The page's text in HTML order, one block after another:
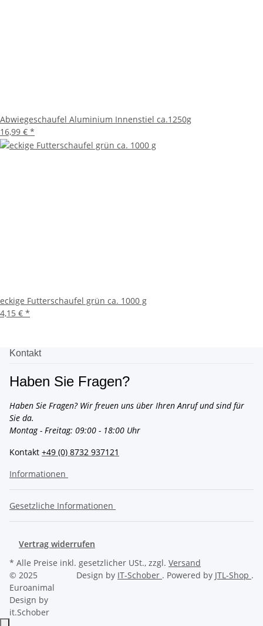
Abwiegeschaufel Aluminium Innenstiel ca.1250g
16,99 € *
eckige Futterschaufel grün ca. 1000 g
4,15 € *
Kontakt
Haben Sie Fragen?
Haben Sie Fragen? Wir freuen uns über Ihren Anruf und sind für
Sie da.
Montag - Freitag: 09:00 - 18:00 Uhr
Kontakt +49 (0) 8732 937121
Informationen
Gesetzliche Informationen
Vertrag widerrufen
* Alle Preise inkl. gesetzlicher USt., zzgl. Versand
© 2025
Euroanimal
Design by
it.Schober
Design by IT-Schober . Powered by JTL-Shop .